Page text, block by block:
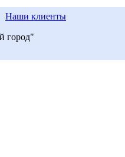
Наши клиенты
город"